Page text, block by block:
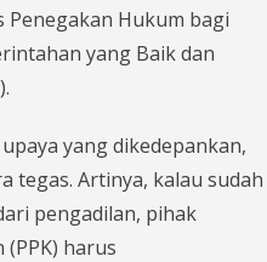
Hukum bagi
yang Baik dan
yang dikedepankan,
tegas. Artinya, kalau sudah
pengadilan, pihak
(PPK) harus